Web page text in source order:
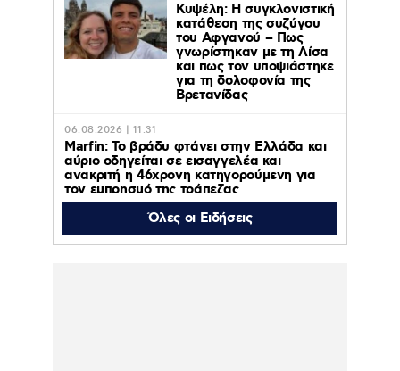
Κυψέλη: Η συγκλονιστική
κατάθεση της συζύγου
του Αφγανού – Πως
γνωρίστηκαν με τη Λίσα
και πως τον υποψιάστηκε
για τη δολοφονία της
Βρετανίδας
06.08.2026 | 11:31
Marfin: Το βράδυ φτάνει στην Ελλάδα και
αύριο οδηγείται σε εισαγγελέα και
ανακριτή η 46χρονη κατηγορούμενη για
τον εμπρησμό της τράπεζας
06.08.2026 | 11:23
Γαρυφαλλιά Καληφώνη: Διακοπές με
Όλες οι Ειδήσεις